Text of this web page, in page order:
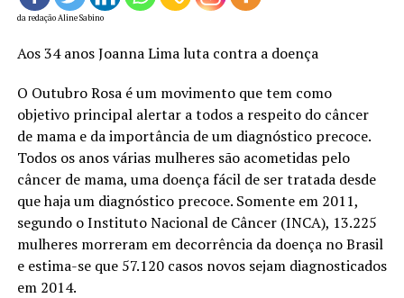
da redação Aline Sabino
Aos 34 anos Joanna Lima luta contra a doença
O Outubro Rosa é um movimento que tem como
objetivo principal alertar a todos a respeito do câncer
de mama e da importância de um diagnóstico precoce.
Todos os anos várias mulheres são acometidas pelo
câncer de mama, uma doença fácil de ser tratada desde
que haja um diagnóstico precoce. Somente em 2011,
segundo o Instituto Nacional de Câncer (INCA), 13.225
mulheres morreram em decorrência da doença no Brasil
e estima-se que 57.120 casos novos sejam diagnosticados
em 2014.